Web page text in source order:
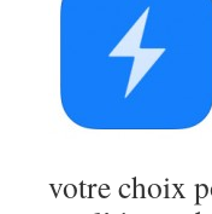
votre choix